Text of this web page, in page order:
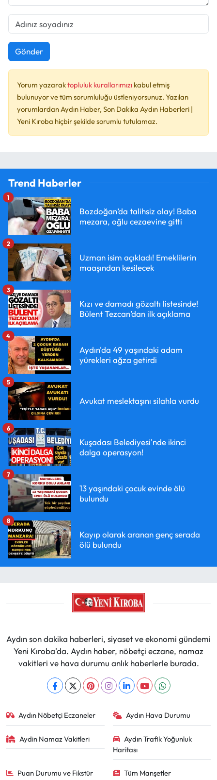
Gönder
Yorum yazaraktopluluk kurallarımızı kabul etmiş
bulunuyor ve tüm sorumluluğu üstleniyorsunuz. Yazılan
yorumlardan Aydın Haber, Son Dakika Aydın Haberleri |
Yeni Kıroba hiçbir şekilde sorumlu tutulamaz.
Trend Haberler
Bozdoğan’da talihsiz olay! Baba
mezara, oğlu cezaevine gitti
1
Uzman isim açıkladı! Emeklilerin
maaşından kesilecek
2
Kızı ve damadı gözaltı listesinde!
Bülent Tezcan’dan ilk açıklama
3
Aydın'da 49 yaşındaki adam
yürekleri ağza getirdi
4
Avukat meslektaşını silahla vurdu
5
Kuşadası Belediyesi'nde ikinci
dalga operasyon!
6
13 yaşındaki çocuk evinde ölü
bulundu
7
Kayıp olarak aranan genç serada
ölü bulundu
8
Aydın son dakika haberleri, siyaset ve ekonomi gündemi
Yeni Kıroba'da. Aydın haber, nöbetçi eczane, namaz
vakitleri ve hava durumu anlık haberlerle burada.
Aydın Nöbetçi Eczaneler Aydın Hava Durumu
Aydin Namaz Vakitleri
Aydın Trafik Yoğunluk
Haritası
Puan Durumu ve Fikstür Tüm Manşetler